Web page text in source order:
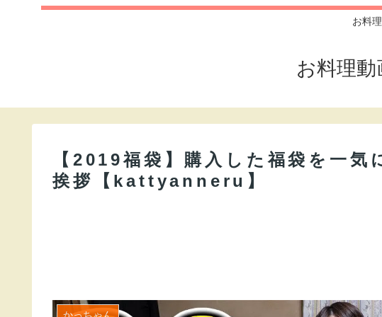
お料
お料理
【2019福袋】購入した福袋を一気
挨拶【kattyanneru】
かっちゃん